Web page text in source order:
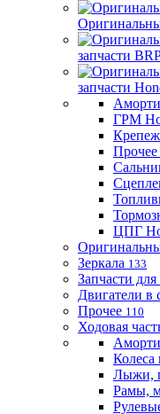
запчасти BRP
запчасти
ГРМ
Прочее
ЦПГ
Зеркала 133
Запчасти для
Двигатели в
Прочее 110
Ходовая
Лыжи,
Рамы,